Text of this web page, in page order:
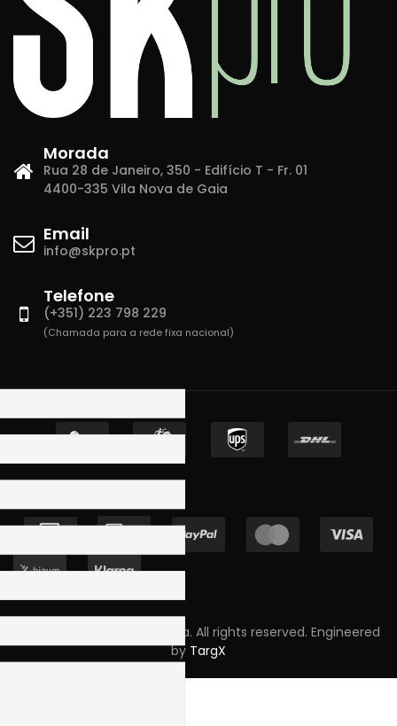
Morada
Rua 28 de Janeiro, 350 - Edifício T - Fr. 01
4400-335 Vila Nova de Gaia
Email
info@skpro.pt
Telefone
(+351) 223 798 229
(Chamada para a rede fixa nacional)
Copyright © 2023 Skpro, Lda. All rights reserved. Engineered
by TargX